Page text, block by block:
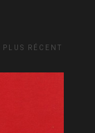
PLUS RÉCENT